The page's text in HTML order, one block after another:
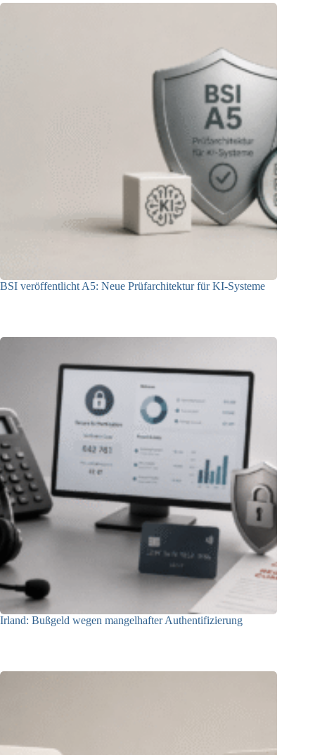
BSI veröffentlicht A5: Neue Prüfarchitektur für KI-Systeme
Irland: Bußgeld wegen mangelhafter Authentifizierung